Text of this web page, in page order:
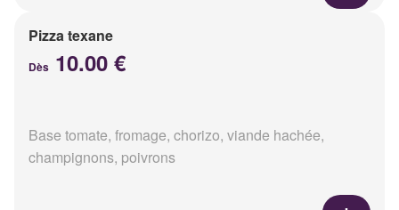
Pizza texane
Dès 10.00 €
Base tomate, fromage, chorizo, viande hachée,
champignons, poivrons